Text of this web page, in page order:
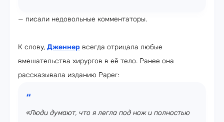
— писали недовольные комментаторы.
К слову, Дженнер всегда отрицала любые
вмешательства хирургов в её тело. Ранее она
рассказывала изданию Paper:
«Люди думают, что я легла под нож и полностью